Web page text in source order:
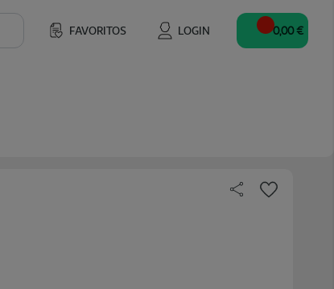
FAVORITOS LOGIN 0,00 €